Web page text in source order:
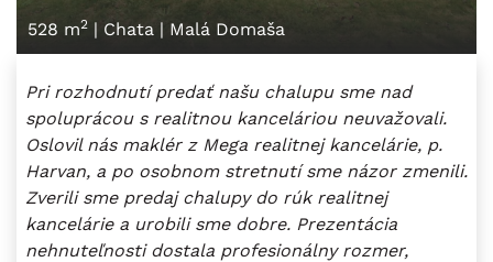
528 m2 | Chata | Malá Domaša
Pri rozhodnutí predať našu chalupu sme nad
spoluprácou s realitnou kanceláriou neuvažovali.
Oslovil nás maklér z Mega realitnej kancelárie, p.
Harvan, a po osobnom stretnutí sme názor zmenili.
Zverili sme predaj chalupy do rúk realitnej
kancelárie a urobili sme dobre. Prezentácia
nehnuteľnosti dostala profesionálny rozmer,